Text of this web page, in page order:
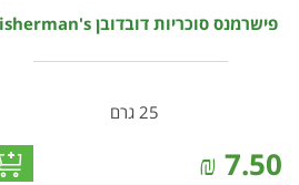
פישרמנס סוכריות דובדובן Fisherman's
25 גרם
7.50
₪